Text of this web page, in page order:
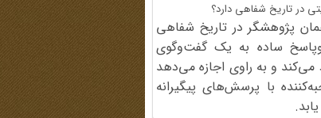
در تاریخ شفاهی دارد؟
پژوهشگر در تاریخ شفاهی
ساده به یک گفت‌وگوی
می‌کند و به راوی اجازه می‌دهد
با پرسش‌های پیگیرانه